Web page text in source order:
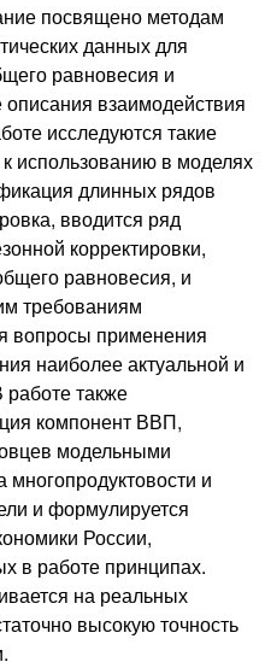
посвящено методам
данных для
равновесия и
взаимодействия
исследуются такие
использованию в моделях
длинных рядов
вводится ряд
корректировки,
равновесия, и
требованиям
вопросы применения
наиболее актуальной и
также
компонент ВВП,
модельными
многопродуктовости и
и формулируется
России,
в работе принципах.
на реальных
высокую точность